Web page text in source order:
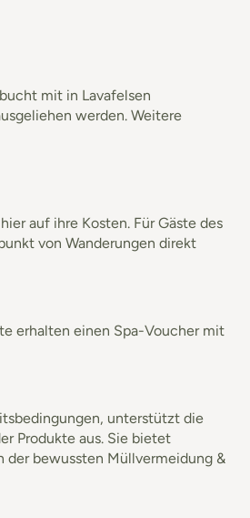
mit in Lavafelsen
werden. Weitere
auf ihre Kosten. Für Gäste des
von Wanderungen direkt
erhalten einen Spa-Voucher mit
unterstützt die
Produkte aus. Sie bietet
der bewussten Müllvermeidung &